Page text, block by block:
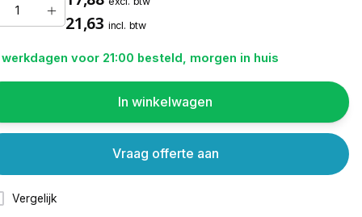
21,63 incl. btw
werkdagen voor 21:00 besteld, morgen in huis
In winkelwagen
Vergelijk
Vraag offerte aan